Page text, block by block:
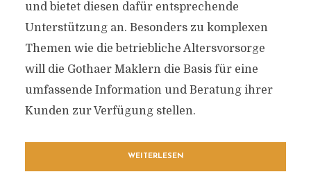
und bietet diesen dafür entsprechende
Unterstützung an. Besonders zu komplexen
Themen wie die betriebliche Altersvorsorge
will die Gothaer Maklern die Basis für eine
umfassende Information und Beratung ihrer
Kunden zur Verfügung stellen.
WEITERLESEN